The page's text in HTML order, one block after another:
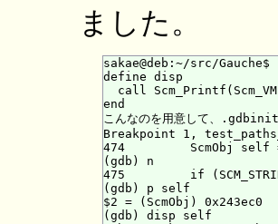
ました。
sakae@deb:~/src/
define disp
call
end
こんなのを用意して、.gdbinit
Breakpoint 1,
474         ScmObj self =
(gdb) n
475         if
(gdb) p self
$2 = (ScmObj) 0x243ec0
(gdb) disp self